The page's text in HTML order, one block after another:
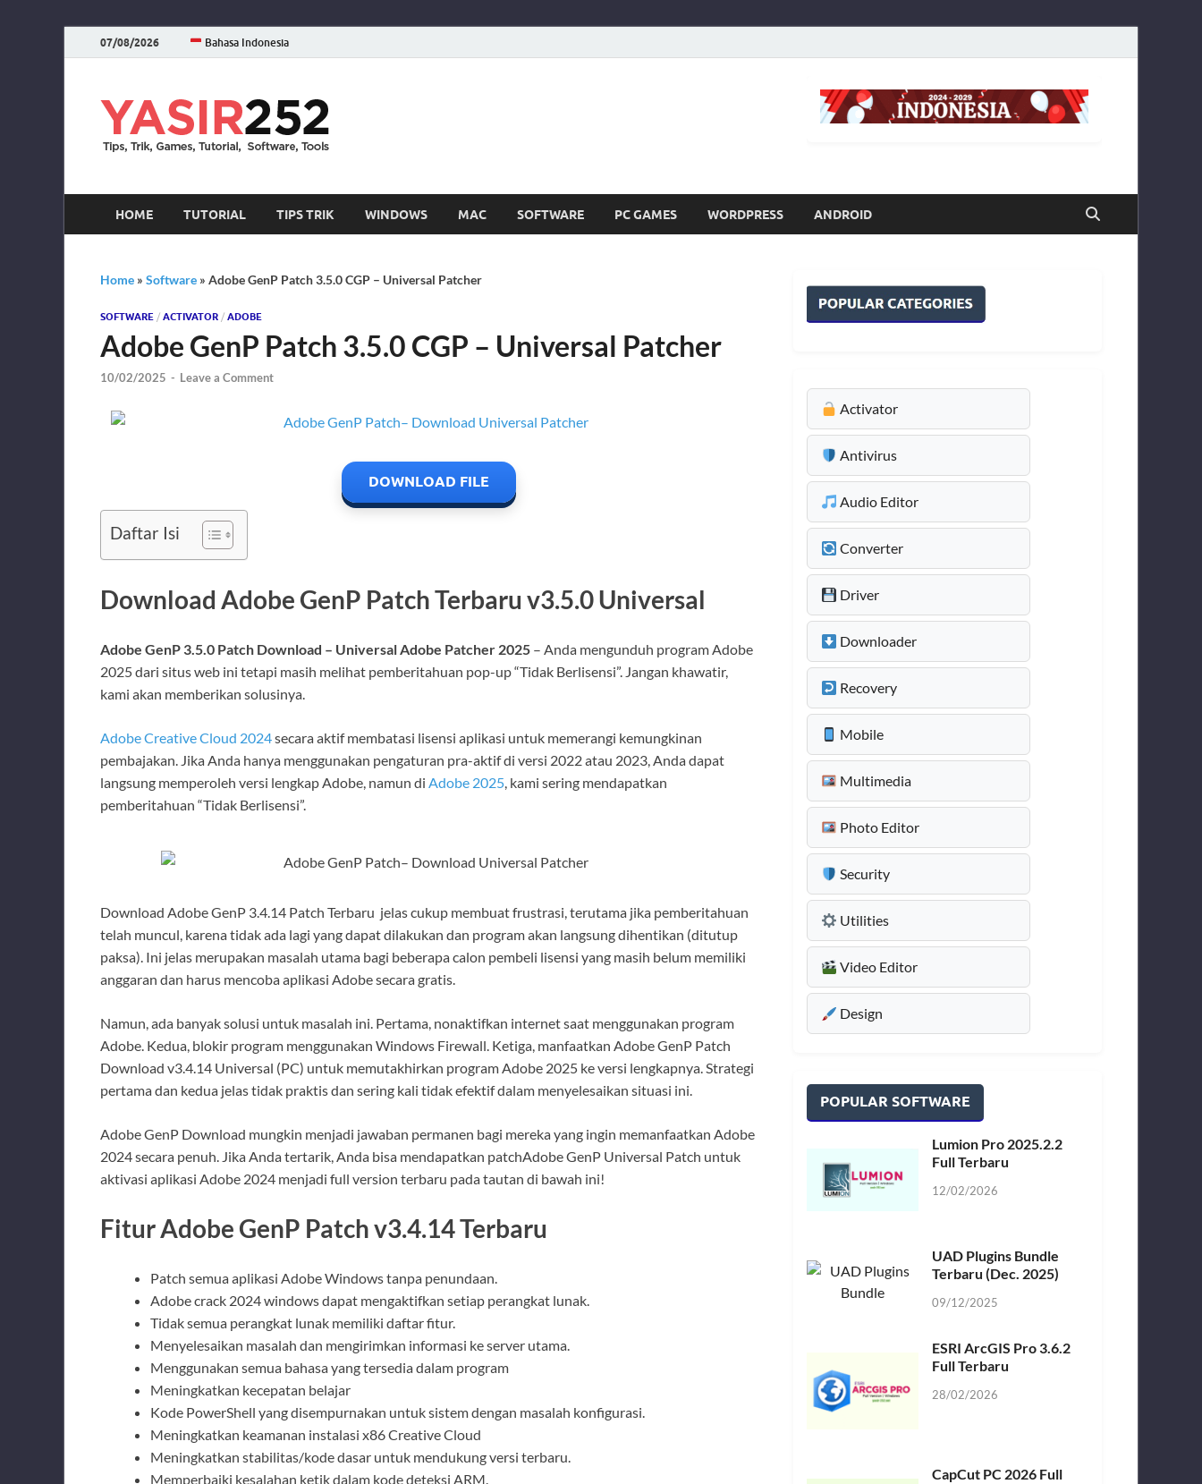
07/08/2026 Bahasa Indonesia
HOME TUTORIAL TIPS TRIK WINDOWS MAC SOFTWARE PC GAMES WORDPRESS ANDROID
Home » Software » Adobe GenP Patch 3.5.0 CGP – Universal Patcher
SOFTWARE / ACTIVATOR / ADOBE
Adobe GenP Patch 3.5.0 CGP – Universal Patcher
10/02/2025 - Leave a Comment
DOWNLOAD FILE
Daftar Isi
Download Adobe GenP Patch Terbaru v3.5.0 Universal
Adobe GenP 3.5.0 Patch Download – Universal Adobe Patcher 2025 – Anda mengunduh program Adobe
2025 dari situs web ini tetapi masih melihat pemberitahuan pop-up “Tidak Berlisensi”. Jangan khawatir,
kami akan memberikan solusinya.
Adobe Creative Cloud 2024secara aktif membatasi lisensi aplikasi untuk memerangi kemungkinan
pembajakan. Jika Anda hanya menggunakan pengaturan pra-aktif di versi 2022 atau 2023, Anda dapat
langsung memperoleh versi lengkap Adobe, namun di Adobe 2025 , kami sering mendapatkan
pemberitahuan “Tidak Berlisensi”.
Download Adobe GenP 3.4.14 Patch Terbaru jelas cukup membuat frustrasi, terutama jika pemberitahuan
telah muncul, karena tidak ada lagi yang dapat dilakukan dan program akan langsung dihentikan (ditutup
paksa). Ini jelas merupakan masalah utama bagi beberapa calon pembeli lisensi yang masih belum memiliki
anggaran dan harus mencoba aplikasi Adobe secara gratis.
Namun, ada banyak solusi untuk masalah ini. Pertama, nonaktifkan internet saat menggunakan program
Adobe. Kedua, blokir program menggunakan Windows Firewall. Ketiga, manfaatkan Adobe GenP Patch
Download v3.4.14 Universal (PC) untuk memutakhirkan program Adobe 2025 ke versi lengkapnya. Strategi
pertama dan kedua jelas tidak praktis dan sering kali tidak efektif dalam menyelesaikan situasi ini.
Adobe GenP Download mungkin menjadi jawaban permanen bagi mereka yang ingin memanfaatkan Adobe
2024 secara penuh. Jika Anda tertarik, Anda bisa mendapatkan patchAdobe GenP Universal Patch untuk
aktivasi aplikasi Adobe 2024 menjadi full version terbaru pada tautan di bawah ini!
Fitur Adobe GenP Patch v3.4.14 Terbaru
Patch semua aplikasi Adobe Windows tanpa penundaan.
Adobe crack 2024 windows dapat mengaktifkan setiap perangkat lunak.
Tidak semua perangkat lunak memiliki daftar fitur.
Menyelesaikan masalah dan mengirimkan informasi ke server utama.
Menggunakan semua bahasa yang tersedia dalam program
Meningkatkan kecepatan belajar
Kode PowerShell yang disempurnakan untuk sistem dengan masalah konfigurasi.
Meningkatkan keamanan instalasi x86 Creative Cloud
Meningkatkan stabilitas/kode dasar untuk mendukung versi terbaru.
Memperbaiki kesalahan ketik dalam kode deteksi ARM.
Activator
Antivirus
Audio Editor
Converter
Driver
Downloader
Recovery
Mobile
Multimedia
Photo Editor
Security
Utilities
Video Editor
Design
POPULAR SOFTWARE
Lumion Pro 2025.2.2
Full Terbaru
12/02/2026
UAD Plugins Bundle
Terbaru (Dec. 2025)
09/12/2025
ESRI ArcGIS Pro 3.6.2
Full Terbaru
28/02/2026
CapCut PC 2026 Full